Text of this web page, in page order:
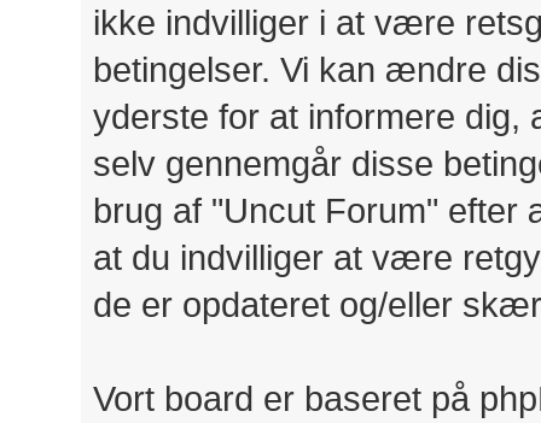
ikke indvilliger i at være
betingelser. Vi kan ændre
yderste for at informere
selv gennemgår disse
brug af "Uncut Forum" efter
at du indvilliger at være
de er opdateret og/eller
Vort board er baseret på